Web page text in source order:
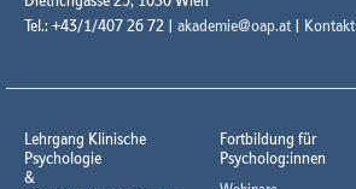
Tel.: +43/1/407 26 72 | akademie@oap.at | Kontakt
Lehrgang Klinische
Psychologie
&
Fortbildung für
Psycholog:innen